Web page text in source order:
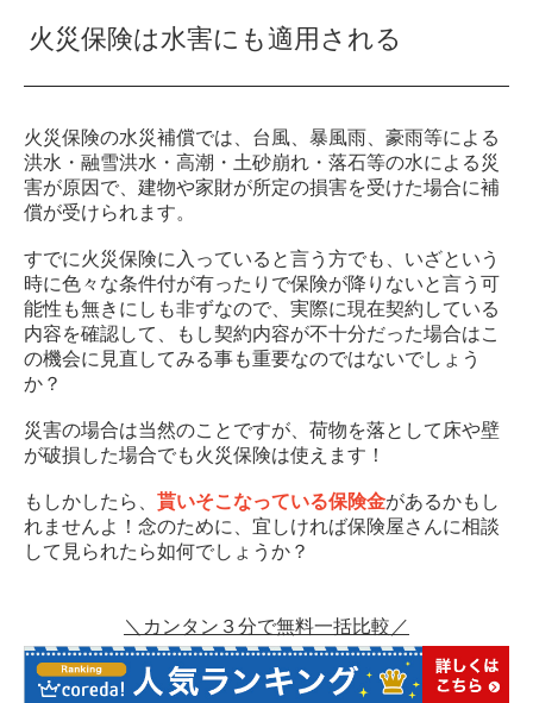
火災保険は水害にも適用される
火災保険の水災補償では、台風、暴風雨、豪雨等による
洪水・融雪洪水・高潮・土砂崩れ・落石等の水による災
害が原因で、建物や家財が所定の損害を受けた場合に補
償が受けられます。
すでに火災保険に入っていると言う方でも、いざという
時に色々な条件付が有ったりで保険が降りないと言う可
能性も無きにしも非ずなので、実際に現在契約している
内容を確認して、もし契約内容が不十分だった場合はこ
の機会に見直してみる事も重要なのではないでしょう
か？
災害の場合は当然のことですが、荷物を落として床や壁
が破損した場合でも火災保険は使えます！
もしかしたら、 貰いそこなっている保険金があるかもし
れませんよ！念のために、宜しければ保険屋さんに相談
して見られたら如何でしょうか？
＼カンタン３分で無料一括比較／